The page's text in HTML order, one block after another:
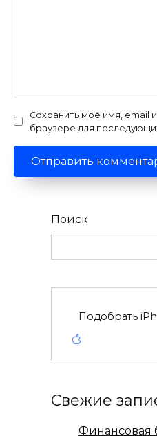
Сохранить моё имя, email
браузере для
Поиск
Подобрать
Свежие
Финансовая